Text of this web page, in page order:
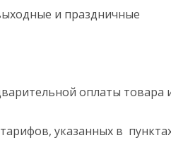
и праздничные
оплаты товара
указанных в